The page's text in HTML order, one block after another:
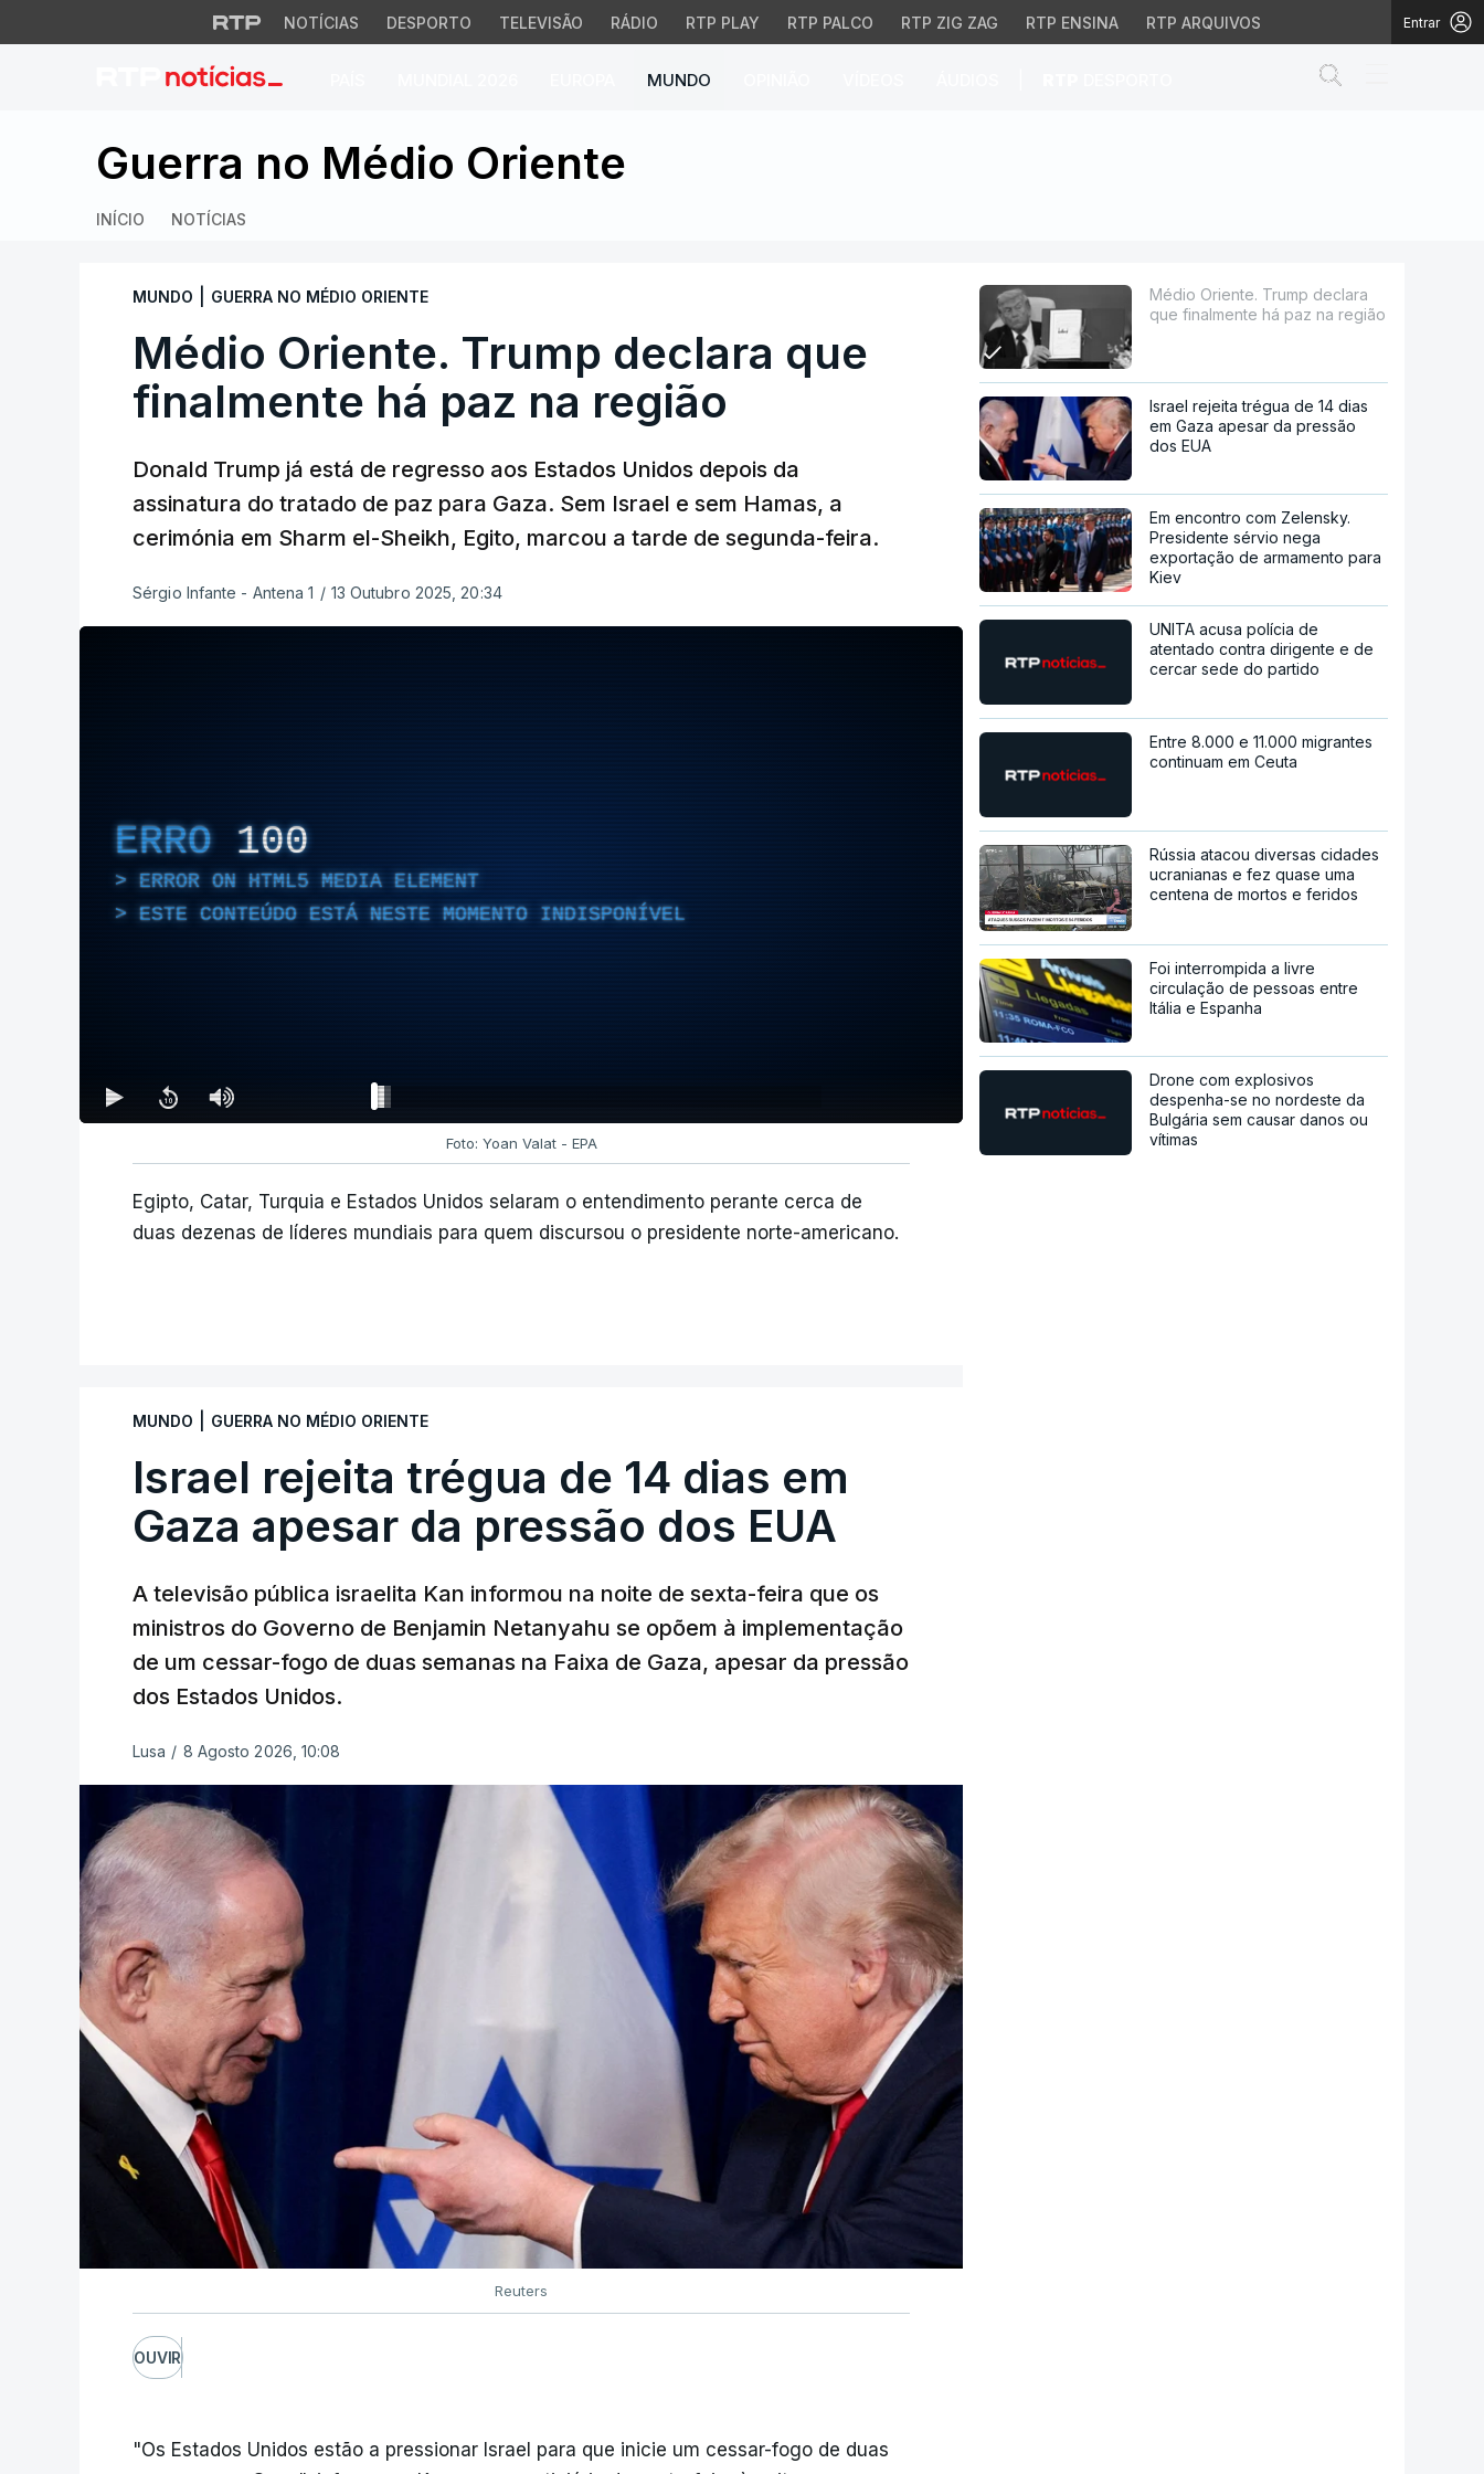
NOTÍCIAS DESPORTO TELEVISÃO RÁDIO RTP PLAY RTP PALCO RTP ZIG ZAG RTP ENSINA RTP ARQUIVOS Entrar
MUNDO
Médio Oriente. Trump declara que finalmente há paz na região
Guerra no Médio Oriente
INÍCIO NOTÍCIAS
MUNDO GUERRA NO MÉDIO ORIENTE
Médio Oriente. Trump declara que
finalmente há paz na região
Donald Trump já está de regresso aos Estados Unidos depois da
assinatura do tratado de paz para Gaza. Sem Israel e sem Hamas, a
cerimónia em Sharm el-Sheikh, Egito, marcou a tarde de segunda-feira.
Sérgio Infante - Antena 1 / 13 Outubro 2025, 20:34
ERRO 100
ERROR ON HTML5 MEDIA ELEMENT
ESTE CONTEÚDO ESTÁ NESTE MOMENTO INDISPONÍVEL
Foto: Yoan Valat - EPA
Egipto, Catar, Turquia e Estados Unidos selaram o entendimento perante cerca de
duas dezenas de líderes mundiais para quem discursou o presidente norte-americano.
MUNDO GUERRA NO MÉDIO ORIENTE
Israel rejeita trégua de 14 dias em
Gaza apesar da pressão dos EUA
A televisão pública israelita Kan informou na noite de sexta-feira que os
ministros do Governo de Benjamin Netanyahu se opõem à implementação
de um cessar-fogo de duas semanas na Faixa de Gaza, apesar da pressão
dos Estados Unidos.
Lusa / 8 Agosto 2026, 10:08
Reuters
OUVIR
"Os Estados Unidos estão a pressionar Israel para que inicie um cessar-fogo de duas
Médio Oriente. Trump declara
que finalmente há paz na região
Israel rejeita trégua de 14 dias
em Gaza apesar da pressão
dos EUA
Em encontro com Zelensky.
Presidente sérvio nega
exportação de armamento para
Kiev
UNITA acusa polícia de
atentado contra dirigente e de
cercar sede do partido
Entre 8.000 e 11.000 migrantes
continuam em Ceuta
Rússia atacou diversas cidades
ucranianas e fez quase uma
centena de mortos e feridos
Foi interrompida a livre
circulação de pessoas entre
Itália e Espanha
Drone com explosivos
despenha-se no nordeste da
Bulgária sem causar danos ou
vítimas